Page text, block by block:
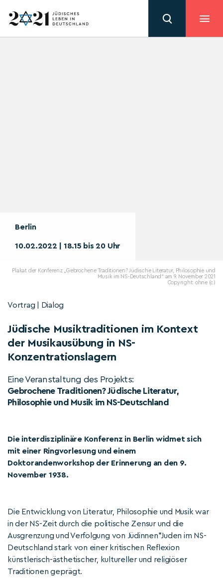
Berlin
10.02.2022 | 18.15 bis 20 Uhr
Plakat der Konferenz „Gebrochene Traditionen? Jüdische Literatur, Philosophie und
Musik im NS-Deutschland“ am 9. November 2021
Copyright: ohne (c)
Vortrag | Dialog
Jüdische Musiktraditionen im Kontext
der Musikausübung in NS-
Konzentrationslagern
Eine Veranstaltung des Projekts:
Gebrochene Traditionen? Jüdische Literatur,
Philosophie und Musik im NS-Deutschland
Die interdisziplinäre Konferenz in Berlin widmet sich
mit einer Ringvorlesung und einem
Doktorandenworkshop der Erinnerung an den 9.
November 1938.
Die Entwicklung von Literatur, Philosophie und Musik war
in der NS-Zeit durch die politische Zensur und die
Ausgrenzung und Verfolgung von Jüdinnen*Juden im NS-
Deutschland stark von einer kritischen Reflexion
künstlerisch-ästhetischer, kultureller und religiöser
Traditionen geprägt.